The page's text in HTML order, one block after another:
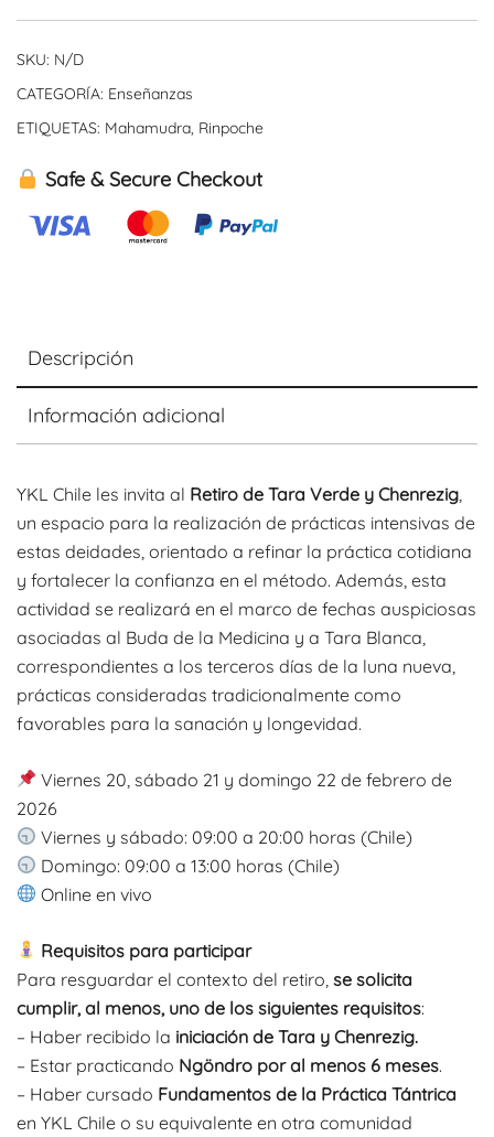
cantidad
SKU: N/D
CATEGORÍA: Enseñanzas
ETIQUETAS: Mahamudra, Rinpoche
Safe & Secure Checkout
Descripción
Información adicional
YKL Chile les invita al Retiro de Tara Verde y Chenrezig
un espacio para la realización de prácticas intensivas de
estas deidades, orientado a refinar la práctica cotidiana
y fortalecer la confianza en el método. Además, esta
actividad se realizará en el marco de fechas auspiciosas
asociadas al Buda de la Medicina y a Tara Blanca,
correspondientes a los terceros días de la luna nueva,
prácticas consideradas tradicionalmente como
favorables para la sanación y longevidad.
Viernes 20, sábado 21 y domingo 22 de febrero de
2026
Viernes y sábado: 09:00 a 20:00 horas (Chile)
Domingo: 09:00 a 13:00 horas (Chile)
Online en vivo
Requisitos para participar
Para resguardar el contexto del retiro, se solicita
cumplir, al menos, uno de los siguientes requisitos:
– Haber recibido la iniciación de Tara y Chenrezig.
– Estar practicando Ngöndro por al menos 6 meses.
– Haber cursado Fundamentos de la Práctica Tántrica
en YKL Chile o su equivalente en otra comunidad